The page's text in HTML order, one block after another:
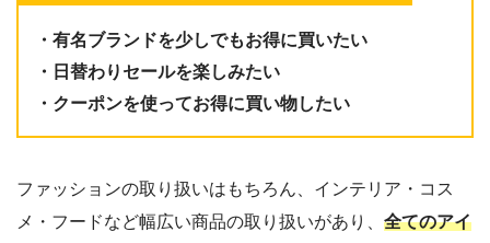
・有名ブランドを少しでもお得に買いたい
・日替わりセールを楽しみたい
・クーポンを使ってお得に買い物したい
ファッションの取り扱いはもちろん、インテリア・コス
メ・フードなど幅広い商品の取り扱いがあり、 全てのアイ